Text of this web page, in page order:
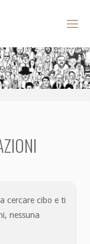
cercare cibo e ti
nessuna